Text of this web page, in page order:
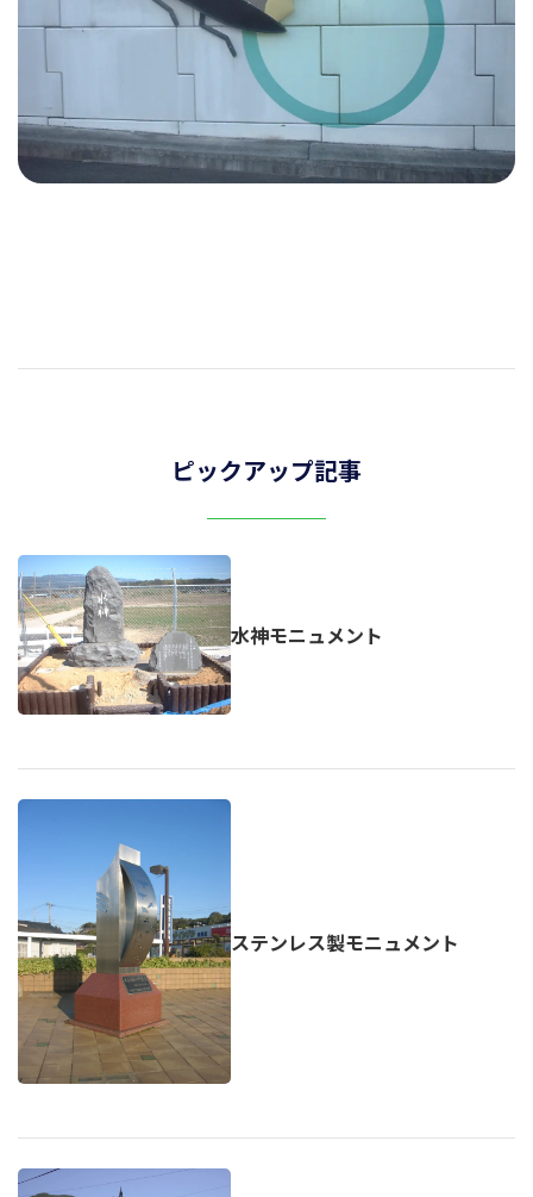
ピックアップ記事
水神モニュメント
ステンレス製モニュメント